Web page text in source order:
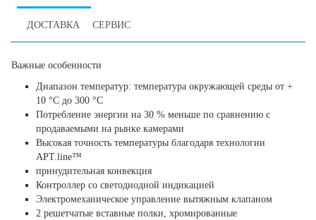
ДОСТАВКА СЕРВИС
Важные особенности
Диапазон температур: температура окружающей среды от +
10 °C до 300 °C
Потребление энергии на 30 % меньше по сравнению с
продаваемыми на рынке камерами
Высокая точность температуры благодаря технологии
APT.line™
принудительная конвекция
Контроллер со светодиодной индикацией
Электромеханическое управление вытяжным клапаном
2 решетчатые вставные полки, хромированные